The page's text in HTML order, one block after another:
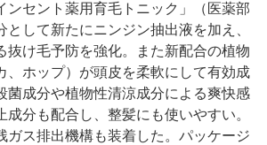
セント薬用育毛トニック」（医薬部
として新たにニンジン抽出液を加え、
抜け毛予防を強化。また新配合の植物
、ホップ）が頭皮を柔軟にして有効成
菌成分や植物性清涼成分による爽快感
成分も配合し、整髪にも使いやすい。
ガス排出機構も装着した。パッケージ